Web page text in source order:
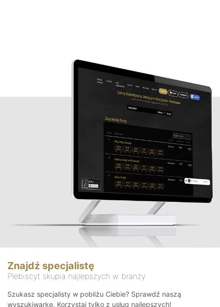
Znajdź specjalistę
Plebiscyt skupia najlepszych w branży
Szukasz specjalisty w pobliżu Ciebie? Sprawdź naszą
wyszukiwarkę. Korzystaj tylko z usług najlepszych!